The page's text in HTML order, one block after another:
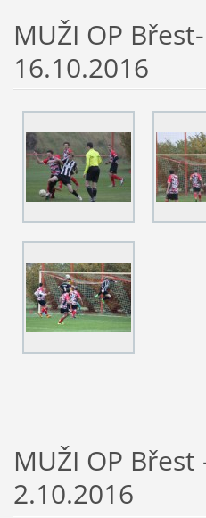
MUŽI OP
16.10.2016
MUŽI OP Břest
2.10.2016